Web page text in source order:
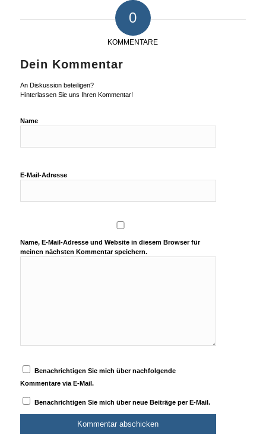
0
KOMMENTARE
Dein Kommentar
An Diskussion beteiligen?
Hinterlassen Sie uns Ihren Kommentar!
Name
E-Mail-Adresse
Name, E-Mail-Adresse und Website in diesem Browser für
meinen nächsten Kommentar speichern.
Benachrichtigen Sie mich über nachfolgende
Kommentare via E-Mail.
Benachrichtigen Sie mich über neue Beiträge per E-Mail.